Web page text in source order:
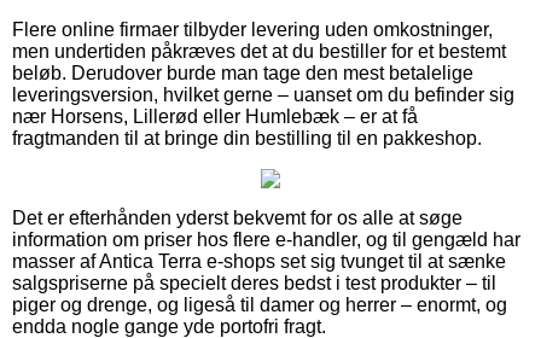
Flere online firmaer tilbyder levering uden omkostninger,
men undertiden påkræves det at du bestiller for et bestemt
beløb. Derudover burde man tage den mest betalelige
leveringsversion, hvilket gerne – uanset om du befinder sig
nær Horsens, Lillerød eller Humlebæk – er at få
fragtmanden til at bringe din bestilling til en pakkeshop.
Det er efterhånden yderst bekvemt for os alle at søge
information om priser hos flere e-handler, og til gengæld har
masser af Antica Terra e-shops set sig tvunget til at sænke
salgspriserne på specielt deres bedst i test produkter – til
piger og drenge, og ligeså til damer og herrer – enormt, og
endda nogle gange yde portofri fragt.